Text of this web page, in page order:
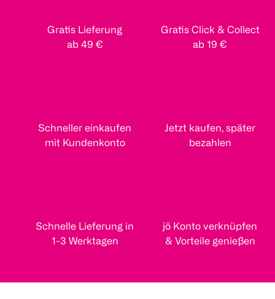
Gratis Lieferung
ab 49 €
Gratis Click & Collect
ab 19 €
Schneller einkaufen
mit Kundenkonto
Jetzt kaufen, später
bezahlen
Schnelle Lieferung in
1-3 Werktagen
jö Konto verknüpfen
& Vorteile genießen